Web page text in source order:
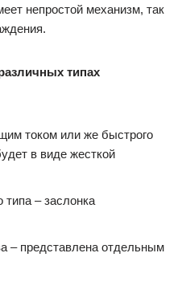
непростой механизм, так
типах
током или же быстрого
в виде жесткой
типа – заслонка
– представлена отдельным